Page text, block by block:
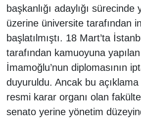
başkanlığı adaylığı sürecinde
üzerine üniversite tarafından
başlatılmıştı. 18 Mart’ta
tarafından kamuoyuna
İmamoğlu’nun diplomasının
duyuruldu. Ancak bu
resmi karar organı olan
senato yerine yönetim